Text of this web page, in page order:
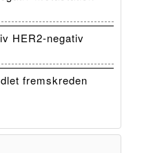
HER2-negativ
fremskreden